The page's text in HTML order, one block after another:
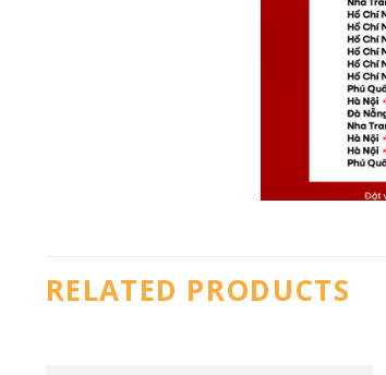
RELATED PRODUCTS